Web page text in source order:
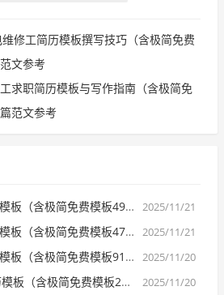
修工简历模板撰写技巧（含极简免费
文参考
求职简历模板与写作指南（含极简免
范文参考
2025/11/21
免费模板492款）| 精选3篇范文参考
2025/11/21
免费模板476款）| 精选3篇范文参考
2025/11/20
免费模板917款）| 精选1篇范文参考
2025/11/20
免费模板201款）| 精选3篇范文参考